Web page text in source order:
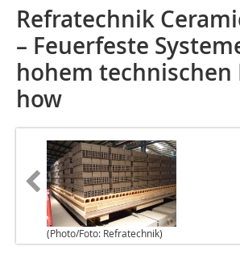
Refratechnik
– Feuerfeste
hohem technischen
how
(Photo/Foto: Refratechnik)